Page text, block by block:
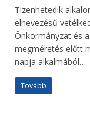
Tizenhetedik
elnevezésű
Önkormányzat és
megméretés előtt
napja alkalmából…
Tovább